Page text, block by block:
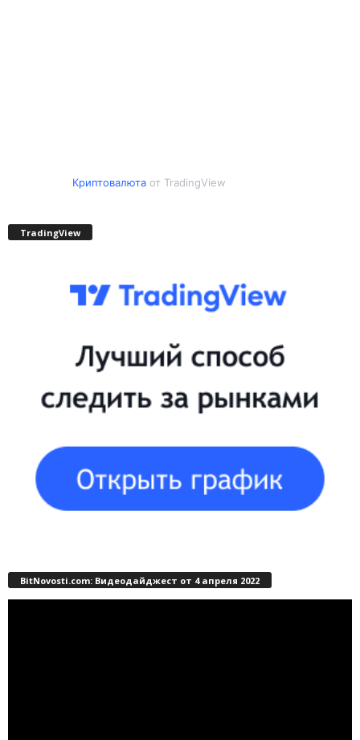
Криптовалютаот TradingView
TradingView
BitNovosti.com: Видеодайджест от 4 апреля 2022